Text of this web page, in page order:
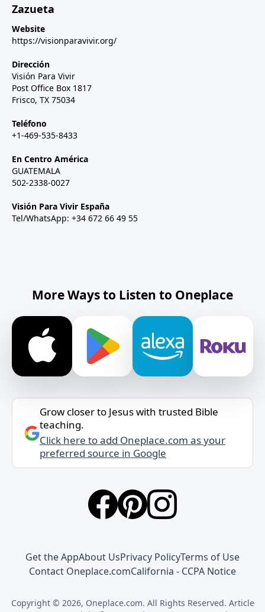
Zazueta
Website
https://visionparavivir.org/
Dirección
Visión Para Vivir
Post Office Box 1817
Frisco, TX 75034
Teléfono
+1-469-535-8433
En Centro América
GUATEMALA
502-2338-0027
Visión Para Vivir España
Tel/WhatsApp: +34 672 66 49 55
More Ways to Listen to Oneplace
Grow closer to Jesus with trusted Bible
teaching.
Click here to add Oneplace.com as your
preferred source in Google
Get the AppAbout UsPrivacy PolicyTerms of Use
Contact Oneplace.comCalifornia - CCPA Notice
Copyright © 2026, Oneplace.com. All Rights Reserved. Article